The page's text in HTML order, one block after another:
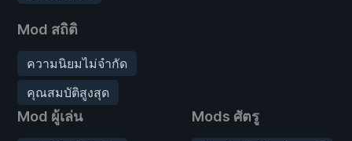
Mod สถิติ
ความนิยมไม่จำกัด
คุณสมบัติสูงสุด
Mod ผู้เล่น Mods ศัตรู